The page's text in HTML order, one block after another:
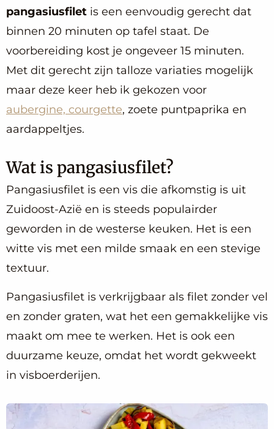
pangasiusfilet is een eenvoudig gerecht dat
binnen 20 minuten op tafel staat. De
voorbereiding kost je ongeveer 15 minuten.
Met dit gerecht zijn talloze variaties mogelijk
maar deze keer heb ik gekozen voor
aubergine, courgette, zoete puntpaprika en
aardappeltjes.
Wat is pangasiusfilet?
Pangasiusfilet is een vis die afkomstig is uit
Zuidoost-Azië en is steeds populairder
geworden in de westerse keuken. Het is een
witte vis met een milde smaak en een stevige
textuur.
Pangasiusfilet is verkrijgbaar als filet zonder vel
en zonder graten, wat het een gemakkelijke vis
maakt om mee te werken. Het is ook een
duurzame keuze, omdat het wordt gekweekt
in visboerderijen.